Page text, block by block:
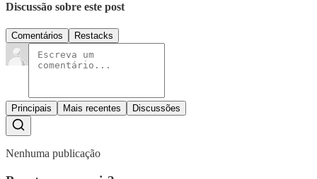
Discussão sobre este post
Comentários Restacks
Principais Mais recentes Discussões
Nenhuma publicação